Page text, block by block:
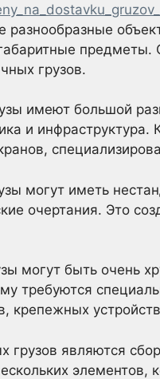
разнообразные
грузов.
имеют большой
и
могут иметь
очертания. Это
могут быть очень
требуются
крепежных
грузов являются